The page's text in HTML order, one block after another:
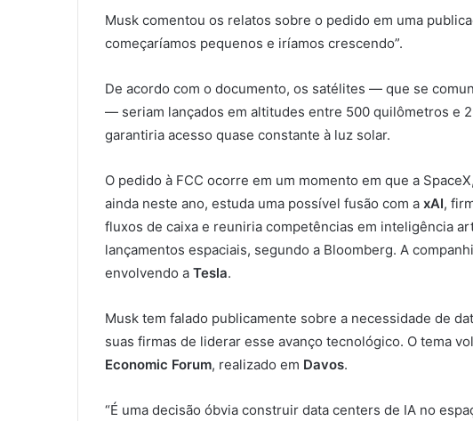
Musk comentou os relatos sobre o pedido em uma
começaríamos pequenos e iríamos crescendo”.
De acordo com o documento, os satélites — que se
— seriam lançados em altitudes entre 500 quilômetros e
garantiria acesso quase constante à luz solar.
O pedido à FCC ocorre em um momento em que a
ainda neste ano, estuda uma possível fusão com a xAI,
fluxos de caixa e reuniria competências em inteligência
lançamentos espaciais, segundo a Bloomberg. A
envolvendo a Tesla.
Musk tem falado publicamente sobre a necessidade de
suas firmas de liderar esse avanço tecnológico. O tema
Economic Forum, realizado em Davos.
“É uma decisão óbvia construir data centers de IA no